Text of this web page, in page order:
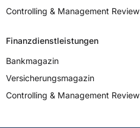
Controlling & Management Review
Finanzdienstleistungen
Bankmagazin
Versicherungs­magazin
Controlling & Management Review